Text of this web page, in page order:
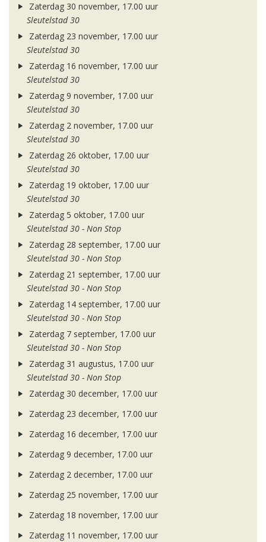
Zaterdag 30 november, 17.00 uur
Sleutelstad 30
Zaterdag 23 november, 17.00 uur
Sleutelstad 30
Zaterdag 16 november, 17.00 uur
Sleutelstad 30
Zaterdag 9 november, 17.00 uur
Sleutelstad 30
Zaterdag 2 november, 17.00 uur
Sleutelstad 30
Zaterdag 26 oktober, 17.00 uur
Sleutelstad 30
Zaterdag 19 oktober, 17.00 uur
Sleutelstad 30
Zaterdag 5 oktober, 17.00 uur
Sleutelstad 30 - Non Stop
Zaterdag 28 september, 17.00 uur
Sleutelstad 30 - Non Stop
Zaterdag 21 september, 17.00 uur
Sleutelstad 30 - Non Stop
Zaterdag 14 september, 17.00 uur
Sleutelstad 30 - Non Stop
Zaterdag 7 september, 17.00 uur
Sleutelstad 30 - Non Stop
Zaterdag 31 augustus, 17.00 uur
Sleutelstad 30 - Non Stop
Zaterdag 30 december, 17.00 uur
Zaterdag 23 december, 17.00 uur
Zaterdag 16 december, 17.00 uur
Zaterdag 9 december, 17.00 uur
Zaterdag 2 december, 17.00 uur
Zaterdag 25 november, 17.00 uur
Zaterdag 18 november, 17.00 uur
Zaterdag 11 november, 17.00 uur